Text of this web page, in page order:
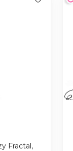
Fractal,